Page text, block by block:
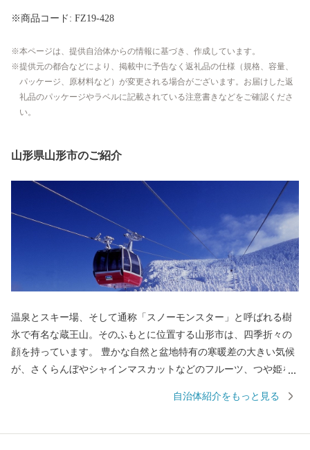
※商品コード: FZ19-428
本ページは、提供自治体からの情報に基づき、作成しています。
提供元の都合などにより、掲載中に予告なく返礼品の仕様（規格、容量、
パッケージ、原材料など）が変更される場合がございます。お届けした返
礼品のパッケージやラベルに記載されている注意書きなどをご確認くださ
い。
山形県山形市のご紹介
温泉とスキー場、そして通称「スノーモンスター」と呼ばれる樹
氷で有名な蔵王山。そのふもとに位置する山形市は、四季折々の
顔を持っています。 豊かな自然と盆地特有の寒暖差の大きい気候
が、さくらんぼやシャインマスカットなどのフルーツ、つや姫を
どの「山形ブランド」を生み出しています。 街中には商家の蔵や
自治体紹介をもっと見る